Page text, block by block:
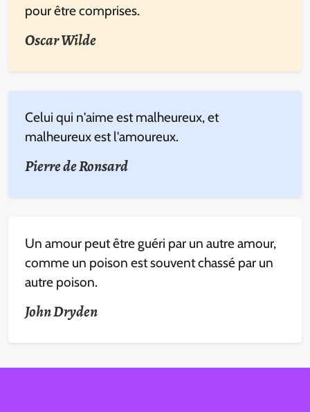
pour être comprises.
Oscar Wilde
Celui qui n'aime est malheureux, et
malheureux est l'amoureux.
Pierre de Ronsard
Un amour peut être guéri par un autre amour,
comme un poison est souvent chassé par un
autre poison.
John Dryden